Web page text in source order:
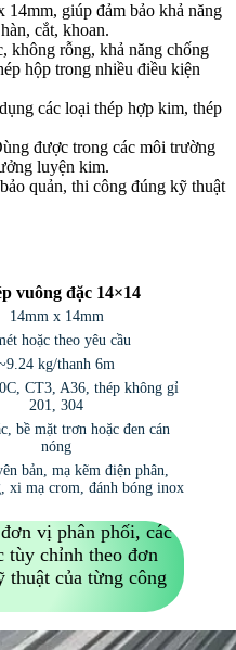
14mm, giúp đảm bảo khả năng
cắt, khoan.
không rỗng, khả năng chống
hộp trong nhiều điều kiện
các loại thép hợp kim, thép
được trong các môi trường
luyện kim.
quản, thi công đúng kỹ thuật
vuông đặc 14×14
14mm x 14mm
hoặc theo yêu cầu
kg/thanh 6m
CT3, A36, thép không gỉ
201, 304
bề mặt trơn hoặc đen cán
nóng
bản, mạ kẽm điện phân,
xi mạ crom, đánh bóng inox
vị phân phối, các
tùy chỉnh theo đơn
thuật của từng công